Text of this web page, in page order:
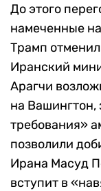
До этого
намеченные
Трамп
Иранский
Арагчи
на Вашингтон,
требования»
позволили
Ирана Масуд
вступит в